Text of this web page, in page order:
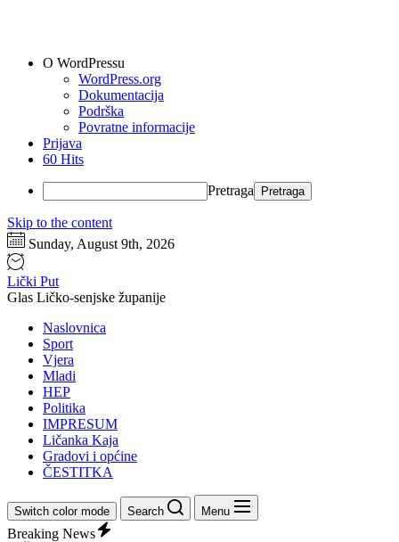
O WordPressu
WordPress.org
Dokumentacija
Podrška
Povratne informacije
Prijava
60 Hits
Pretraga
Skip to the content
Sunday, August 9th, 2026
Lički Put
Glas Ličko-senjske županije
Naslovnica
Sport
Vjera
Mladi
HEP
Politika
IMPRESUM
Ličanka Kaja
Gradovi i općine
ČESTITKA
Switch color mode Search Menu
Breaking News